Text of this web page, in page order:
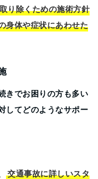
り除くための施術方針
身体や症状にあわせた
きでお困りの方も多い
してどのようなサポー
交通事故に詳しいスタ